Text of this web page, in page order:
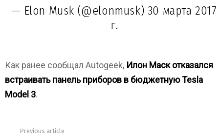
— Elon Musk (@elonmusk) 30 марта 2017
г.
Как ранее сообщал Autogeek, Илон Маск отказался
встраивать панель приборов в бюджетную Tesla
Model 3.
Previous article